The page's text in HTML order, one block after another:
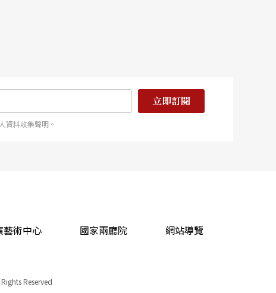
立即訂閱
資料收集聲明。
藝術中心 國家兩廳院 網站導覽
Reserved